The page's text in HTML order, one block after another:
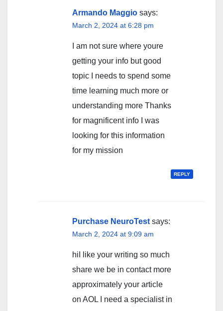
Armando Maggio says:
March 2, 2024 at 6:28 pm
I am not sure where youre
getting your info but good
topic I needs to spend some
time learning much more or
understanding more Thanks
for magnificent info I was
looking for this information
for my mission
REPLY
Purchase NeuroTest says:
March 2, 2024 at 9:09 am
hiI like your writing so much
share we be in contact more
approximately your article
on AOL I need a specialist in